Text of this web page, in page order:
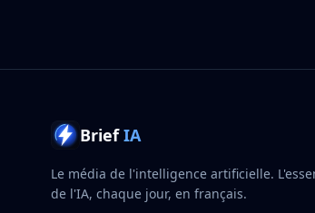
Brief IA
Le média de l'intelligence artificielle.
de l'IA, chaque jour, en français.